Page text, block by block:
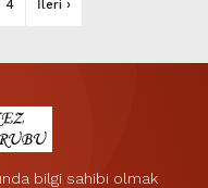
4 İleri ›
bilgi sahibi olmak